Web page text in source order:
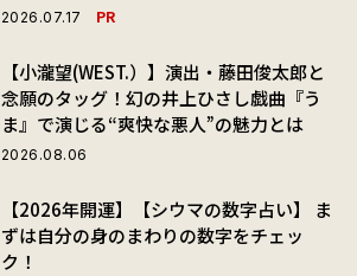
2026.07.17 PR
【小瀧望(WEST.）】演出・藤田俊太郎と
念願のタッグ！幻の井上ひさし戯曲『う
ま』で演じる“爽快な悪人”の魅力とは
2026.08.06
【2026年開運】【シウマの数字占い】 ま
ずは自分の身のまわりの数字をチェッ
ク！